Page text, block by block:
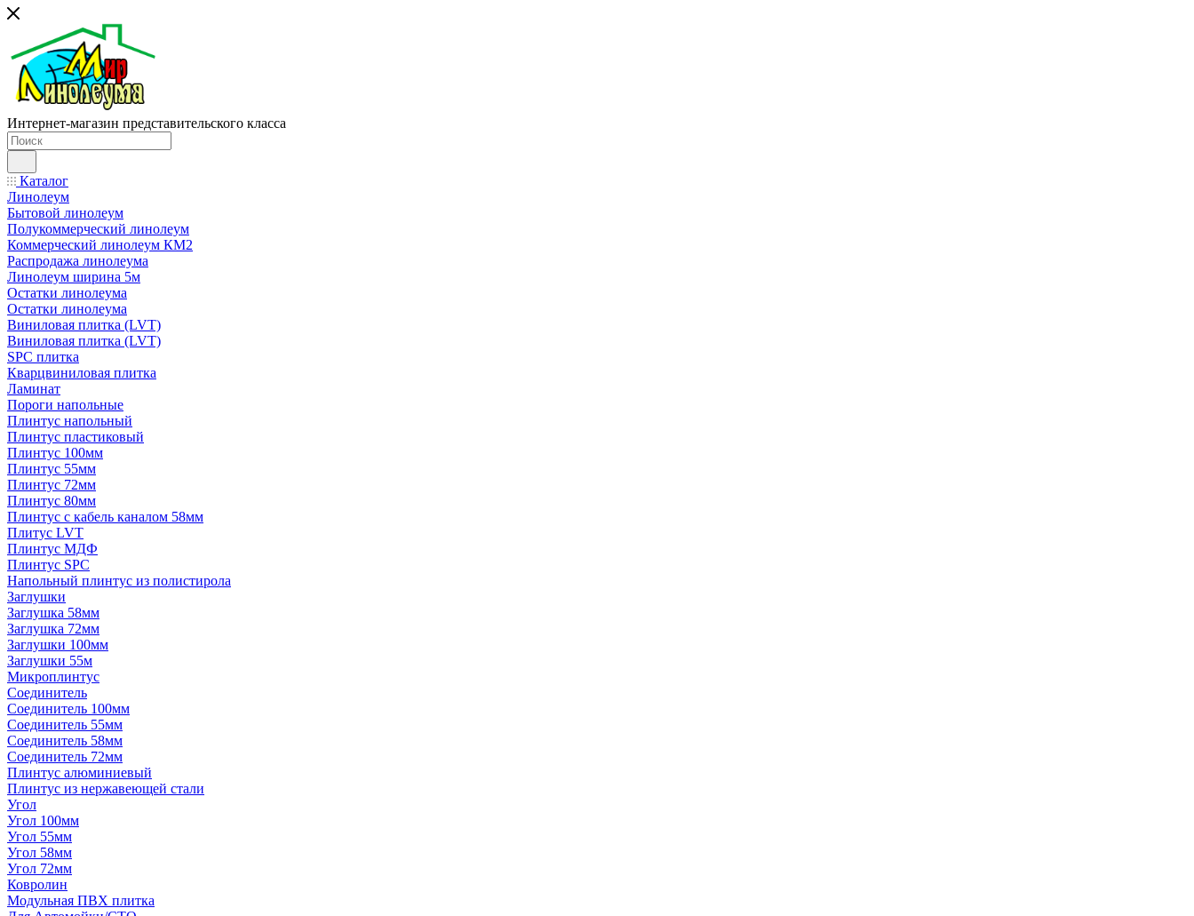
Интернет-магазин представительского класса
Каталог
Линолеум
Бытовой линолеум
Полукоммерческий линолеум
Коммерческий линолеум КМ2
Распродажа линолеума
Линолеум ширина 5м
Остатки линолеума
Остатки линолеума
Виниловая плитка (LVT)
Виниловая плитка (LVT)
SPC плитка
Кварцвиниловая плитка
Ламинат
Пороги напольные
Плинтус напольный
Плинтус пластиковый
Плинтус 100мм
Плинтус 55мм
Плинтус 72мм
Плинтус 80мм
Плинтус с кабель каналом 58мм
Плитус LVT
Плинтус МДФ
Плинтус SPC
Напольный плинтус из полистирола
Заглушки
Заглушка 58мм
Заглушка 72мм
Заглушки 100мм
Заглушки 55м
Микроплинтус
Соединитель
Соединитель 100мм
Соединитель 55мм
Соединитель 58мм
Соединитель 72мм
Плинтус алюминиевый
Плинтус из нержавеющей стали
Угол
Угол 100мм
Угол 55мм
Угол 58мм
Угол 72мм
Ковролин
Модульная ПВХ плитка